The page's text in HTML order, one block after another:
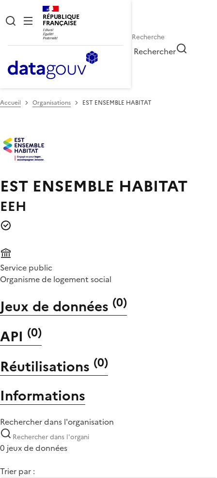
RÉPUBLIQUE
FRANÇAISE
Rechercher
Accueil Organisations EST ENSEMBLE HABITAT
EST ENSEMBLE HABITAT
EEH
Service public
Organisme de logement social
Jeux de données (0)
API (0)
Réutilisations (0)
Informations
Rechercher dans l'organisation
0 jeux de données
Trier par :